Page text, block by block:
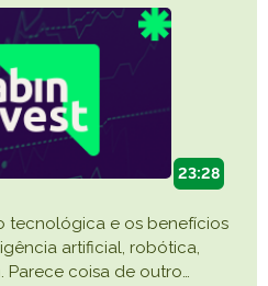
23:28
tecnológica e os benefícios
artificial, robótica,
Parece coisa de outro